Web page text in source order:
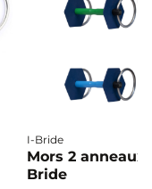
I-Bride
Mors 2
Bride